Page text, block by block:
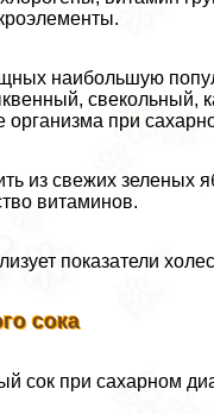
наибольшую
свекольный,
организма при
из свежих зеленых
витаминов.
показатели
сока
сок при сахарном